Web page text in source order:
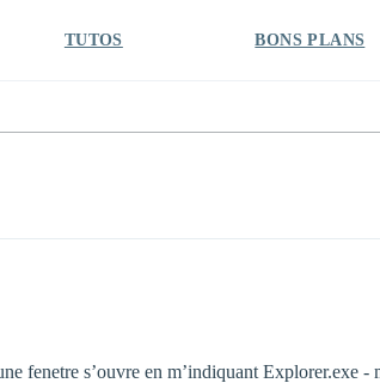
TUTOS BONS PLANS
fenetre s’ouvre en m’indiquant Explorer.exe -